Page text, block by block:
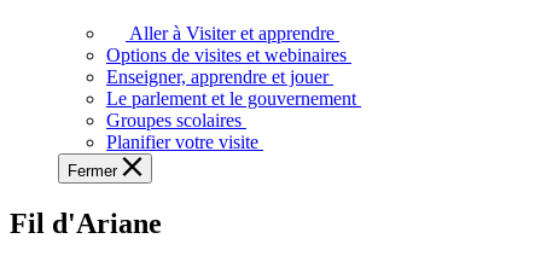
voir,
apprendre
et
à
à
Aller à Visiter et apprendre
Options de visites et webinaires
Enseigner, apprendre et jouer
Le parlement et le gouvernement
Groupes scolaires
Planifier votre visite
Fermer
Fil d'Ariane